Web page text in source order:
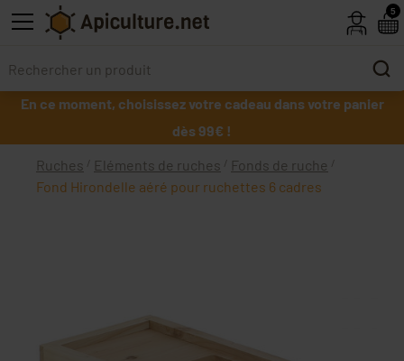
Skip to main content
En ce moment, choisissez votre cadeau dans votre panier
dès 99€ !
Ruches Eléments de ruches
Fonds de ruche
Fond Hirondelle aéré pour ruchettes 6 cadres
5